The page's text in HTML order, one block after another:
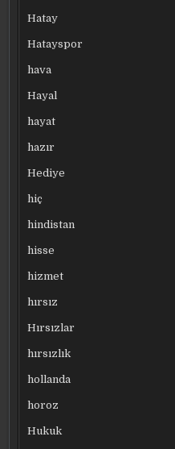
Hatay
Hatayspor
hava
Hayal
hayat
hazır
Hediye
hiç
hindistan
hisse
hizmet
hırsız
Hırsızlar
hırsızlık
hollanda
horoz
Hukuk